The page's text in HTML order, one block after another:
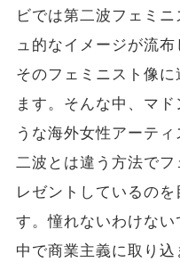
ビでは第二波フェミ
ュ的なイメージが流
そのフェミニスト像
ます。そんな中、マド
うな海外女性アーテ
二波とは違う方法で
レゼントしているの
す。憧れないわけな
中で商業主義に取り